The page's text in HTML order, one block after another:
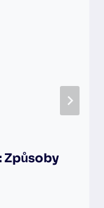
Způsoby